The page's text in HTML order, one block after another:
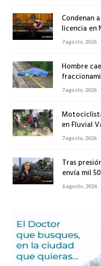
Condenan
licencia en
7 agosto, 2026
Hombre
7 agosto, 2026
en Fluvial
7 agosto, 2026
Tras
envía mil
6 agosto, 2026